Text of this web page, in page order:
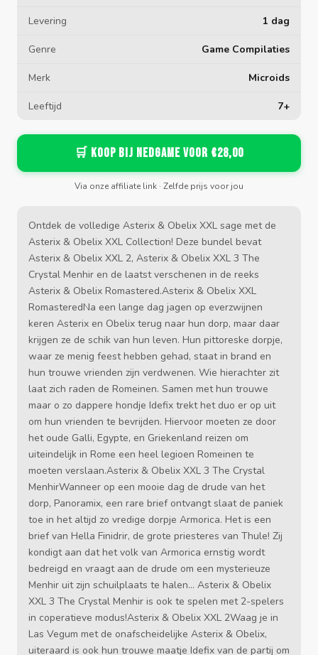
Levering 1 dag
Genre Game Compilaties
Merk Microids
Leeftijd 7+
🛒 Koop bij Nedgame voor €28,00
Via onze affiliate link · Zelfde prijs voor jou
Ontdek de volledige Asterix & Obelix XXL sage met de
Asterix & Obelix XXL Collection! Deze bundel bevat
Asterix & Obelix XXL 2, Asterix & Obelix XXL 3 The
Crystal Menhir en de laatst verschenen in de reeks
Asterix & Obelix Romastered.Asterix & Obelix XXL
RomasteredNa een lange dag jagen op everzwijnen
keren Asterix en Obelix terug naar hun dorp, maar daar
krijgen ze de schik van hun leven. Hun pittoreske dorpje,
waar ze menig feest hebben gehad, staat in brand en
hun trouwe vrienden zijn verdwenen. Wie hierachter zit
laat zich raden de Romeinen. Samen met hun trouwe
maar o zo dappere hondje Idefix trekt het duo er op uit
om hun vrienden te bevrijden. Hiervoor moeten ze door
het oude Galli, Egypte, en Griekenland reizen om
uiteindelijk in Rome een heel legioen Romeinen te
moeten verslaan.Asterix & Obelix XXL 3 The Crystal
MenhirWanneer op een mooie dag de drude van het
dorp, Panoramix, een rare brief ontvangt slaat de paniek
toe in het altijd zo vredige dorpje Armorica. Het is een
brief van Hella Finidrir, de grote priesteres van Thule! Zij
kondigt aan dat het volk van Armorica ernstig wordt
bedreigd en vraagt aan de drude om een mysterieuze
Menhir uit zijn schuilplaats te halen... Asterix & Obelix
XXL 3 The Crystal Menhir is ook te spelen met 2-spelers
in coperatieve modus!Asterix & Obelix XXL 2Waag je in
Las Vegum met de onafscheidelijke Asterix & Obelix,
uiteraard is ook hun trouwe maatje Idefix van de partij om